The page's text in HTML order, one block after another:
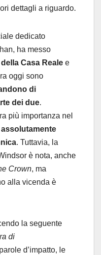
dettagli a riguardo.
dedicato
ha messo
Casa Reale e
oggi sono
di
dei due.
più importanza nel
. Tuttavia, la
è nota, anche
Crown, ma
alla vicenda è
la seguente
di
d’impatto, le